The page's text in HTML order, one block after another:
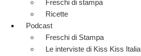
Freschi di stampa
Ricette
Podcast
Freschi di Stampa
Le interviste di Kiss Kiss Italia